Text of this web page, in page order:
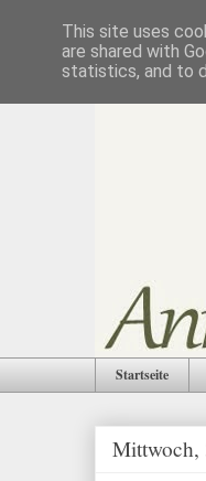
Startseite
Mittwoch,
This site uses
are shared with
statistics, and to